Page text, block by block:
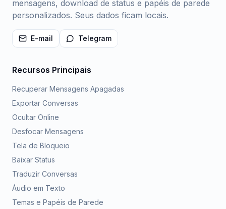
mensagens, download de status e papéis de parede
personalizados. Seus dados ficam locais.
E-mail Telegram
Recursos Principais
Recuperar Mensagens Apagadas
Exportar Conversas
Ocultar Online
Desfocar Mensagens
Tela de Bloqueio
Baixar Status
Traduzir Conversas
Áudio em Texto
Temas e Papéis de Parede